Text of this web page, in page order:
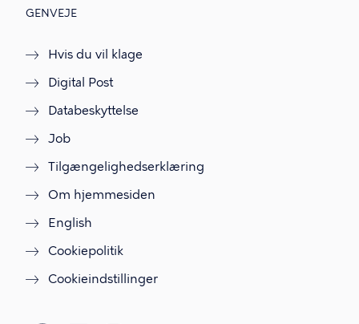
GENVEJE
Hvis du vil klage
Digital Post
Databeskyttelse
Job
Tilgængelighedserklæring
Om hjemmesiden
English
Cookiepolitik
Cookieindstillinger